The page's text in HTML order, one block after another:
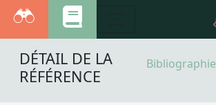
Bibliographie
DÉTAIL DE LA
RÉFÉRENCE